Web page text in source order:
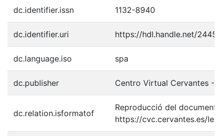
dc.identifier.issn 1132-8940
dc.identifier.uri https://hdl.handle.net/2445/
dc.language.iso spa
dc.publisher Centro Virtual Cervantes -
dc.relation.isformatof
Reproducció del document
https://cvc.cervantes.es/